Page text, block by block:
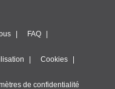
FAQ
Cookies
de confidentialité